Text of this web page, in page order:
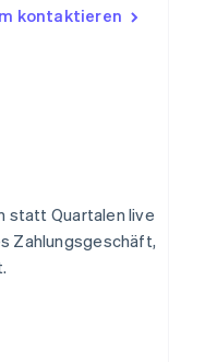
kontaktieren
statt Quartalen live
Zahlungsgeschäft,